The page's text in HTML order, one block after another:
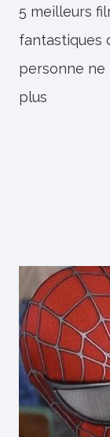
de
l’article
5 meilleurs
fantastiques
personne ne
plus